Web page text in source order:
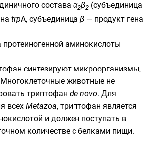
состава α2β2 (субъединица
trpA, субъединица β — продукт гена
синтезируют микроорганизмы,
Многоклеточные животные не
триптофан de novo. Для
всех Metazoa, триптофан является
и должен поступать в
количестве с белками пищи.